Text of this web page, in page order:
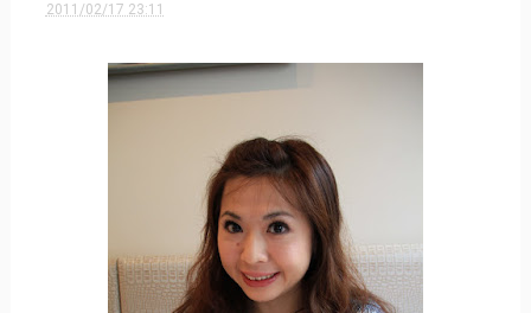
2011/02/17 23:11